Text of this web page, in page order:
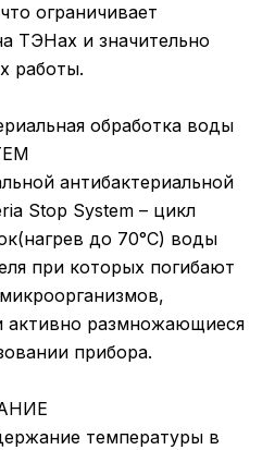
ограничивает
ТЭНах и значительно
работы.
обработка воды
антибактериальной
Stop System – цикл
до 70°С) воды
при которых погибают
активно размножающиеся
прибора.
температуры в